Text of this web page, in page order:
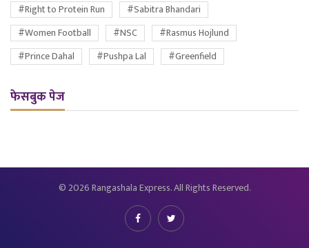
#Right to Protein Run
#Sabitra Bhandari
#Women Football
#NSC
#Rasmus Hojlund
#Prince Dahal
#Pushpa Lal #Greenfield
फेसबुक पेज
© 2026 Rangashala Express. All Rights Reserved.